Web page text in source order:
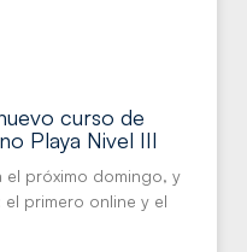
curso de
Playa Nivel III
el próximo domingo, y
primero online y el